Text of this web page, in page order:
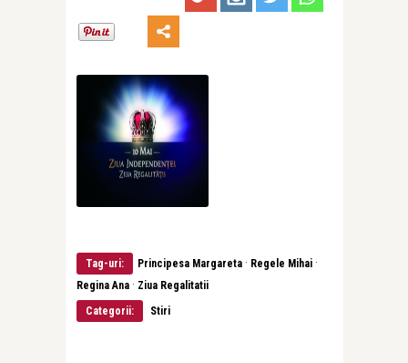
Tag-uri: Principesa Margareta · Regele Mihai ·
Regina Ana · Ziua Regalitatii
Categorii:
Stiri